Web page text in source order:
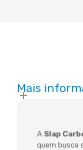
Mais
A Slap
quem busca